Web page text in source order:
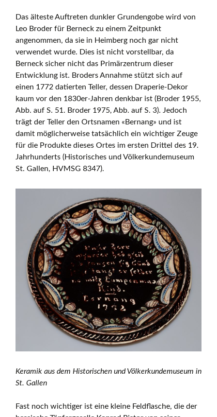
Das älteste Auftreten dunkler Grundengobe wird von
Leo Broder für Berneck zu einem Zeitpunkt
angenommen, da sie in Heimberg noch gar nicht
verwendet wurde. Dies ist nicht vorstellbar, da
Berneck sicher nicht das Primärzentrum dieser
Entwicklung ist. Broders Annahme stützt sich auf
einen 1772 datierten Teller, dessen Draperie-Dekor
kaum vor den 1830er-Jahren denkbar ist (Broder 1955,
Abb. auf S. 51. Broder 1975, Abb. auf S. 3). Jedoch
trägt der Teller den Ortsnamen «Bernang» und ist
damit möglicherweise tatsächlich ein wichtiger Zeuge
für die Produkte dieses Ortes im ersten Drittel des 19.
Jahrhunderts (Historisches und Völkerkundemuseum
St. Gallen, HVMSG 8347).
Keramik aus dem Historischen und Völkerkundemuseum in
St. Gallen
Fast noch wichtiger ist eine kleine Feldflasche, die der